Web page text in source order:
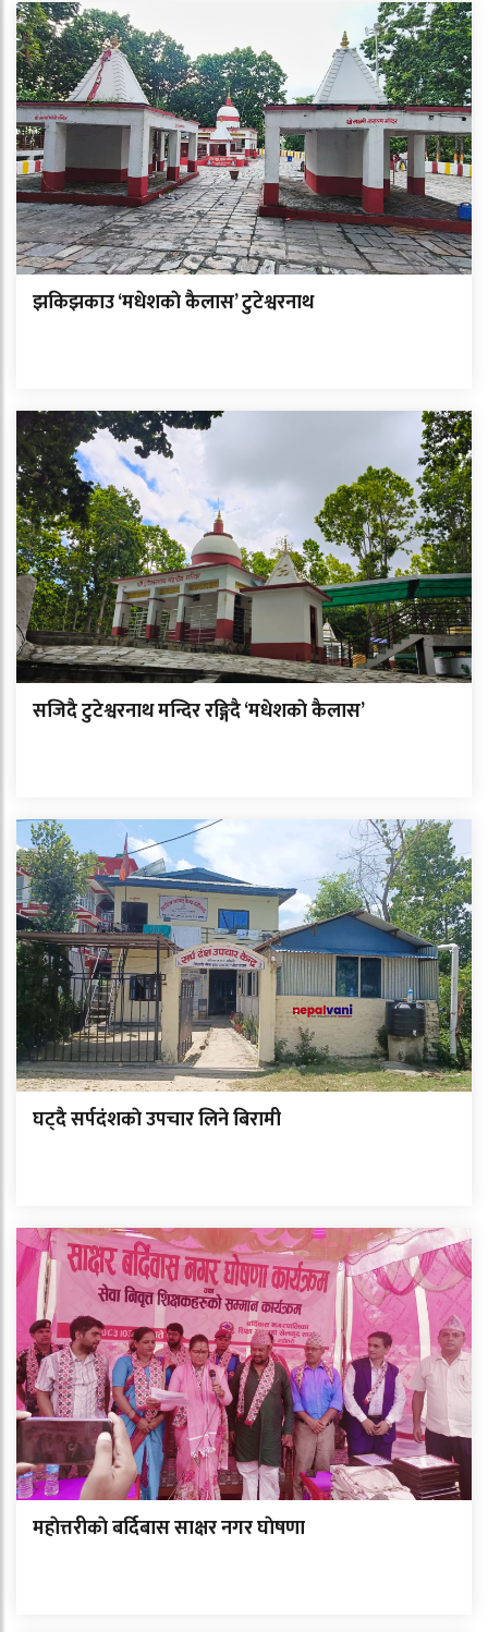
झकिझकाउ ‘मधेशकाे कैलास’ टुटेश्वरनाथ
सजिदै टुटेश्वरनाथ मन्दिर रङ्गिदै ‘मधेशकाे कैलास’
घट्दै सर्पदंशकाे उपचार लिने बिरामी
महाेत्तरीकाे बर्दिबास साक्षर नगर घाेषणा